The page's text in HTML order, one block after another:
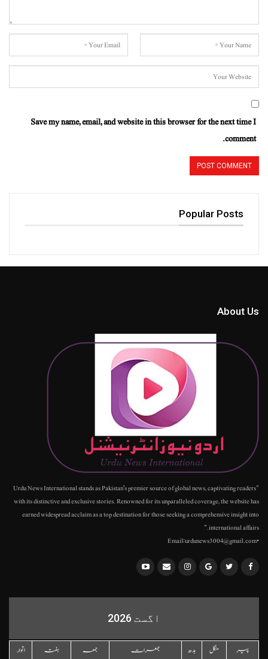
Save my name, email, and website in this browser for the next time I
comment.
Popular Posts
About Us
"Urdu News International stands as Pakistan's premier source of global news, captivating readers
with its distinctive and exclusive stories. Renowned for its unparalleled coverage, the website has
earned widespread acclaim as a top destination for those seeking a comprehensive insight into
international affairs."
•Email:urdunews3004@gmail.com
اگست 2026
پیر منگل بدھ جمعرات جمعہ ہفتہ
اتوار